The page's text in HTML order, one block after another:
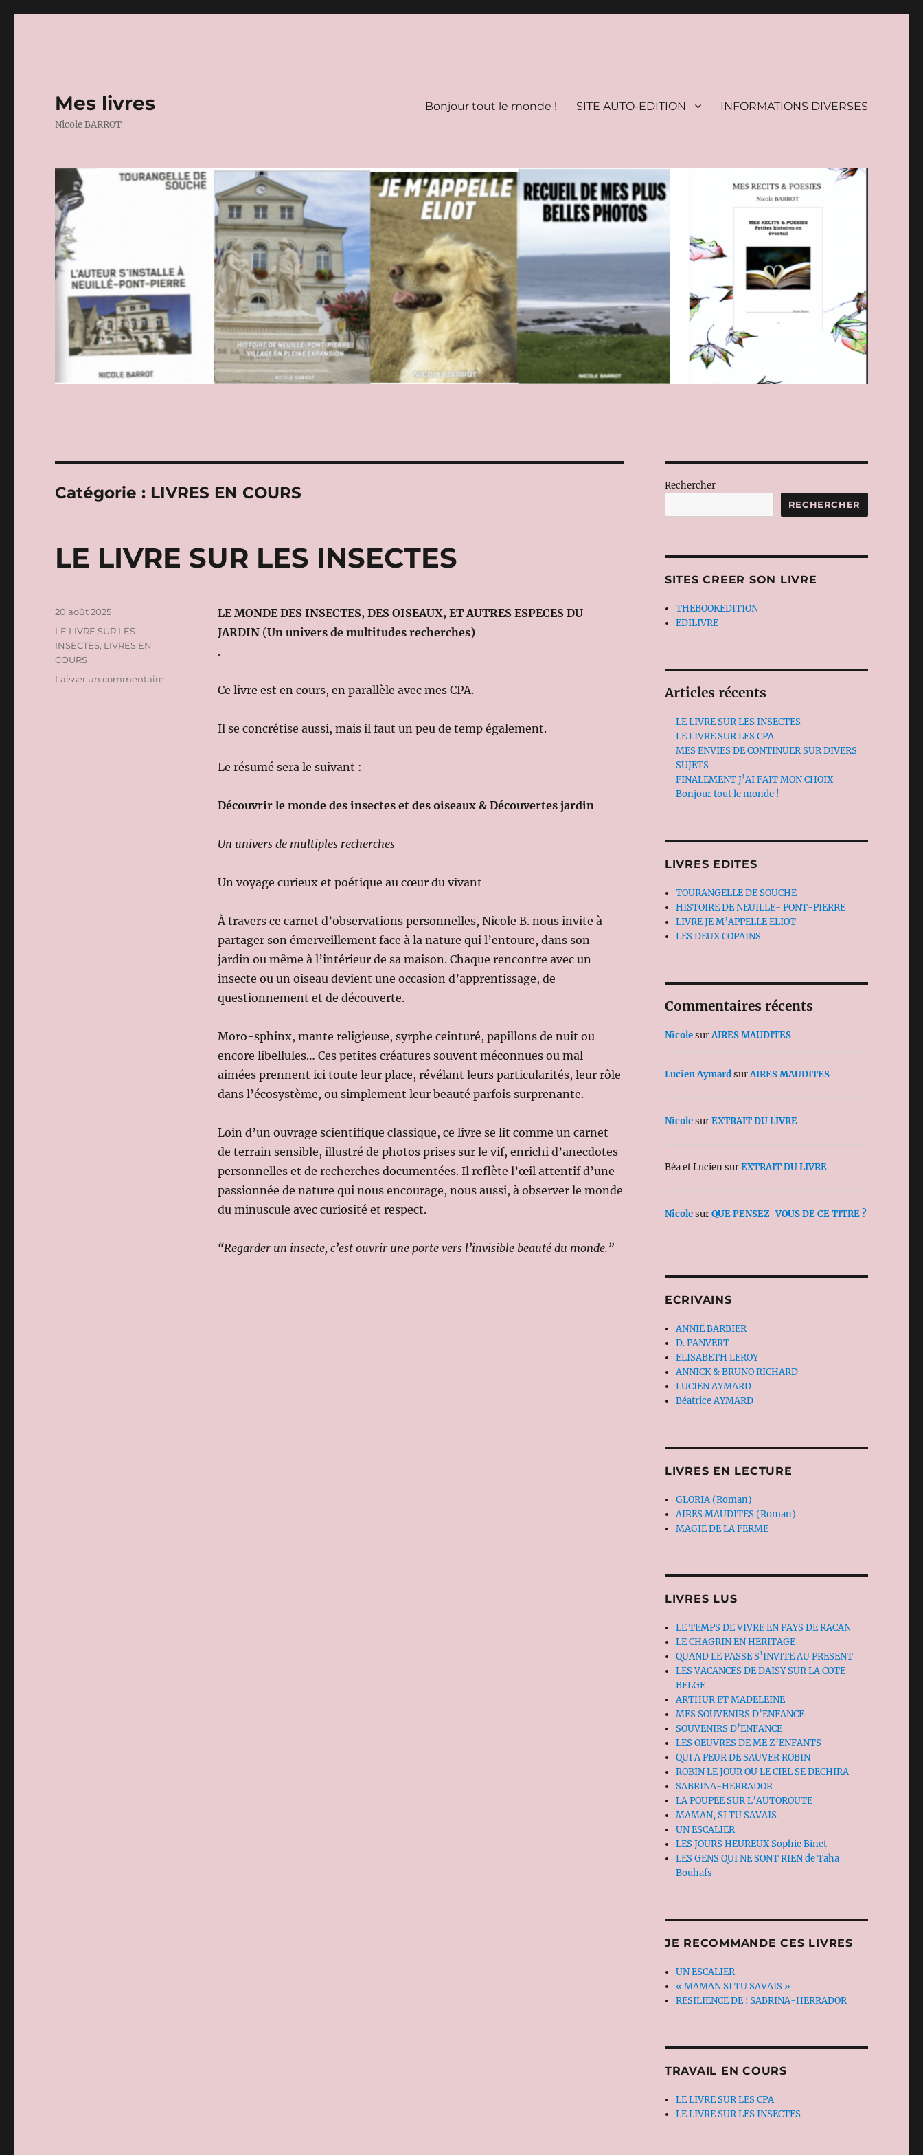
Mes livres
Nicole BARROT
Bonjour tout le monde ! SITE AUTO-EDITION INFORMATIONS DIVERSES
Catégorie : LIVRES EN COURS
LE LIVRE SUR LES INSECTES
LE MONDE DES INSECTES, DES OISEAUX, ET AUTRES ESPECES DU
JARDIN(Un univers de multitudes recherches)
.
Ce livre est en cours, en parallèle avec mes CPA.
Il se concrétise aussi, mais il faut un peu de temp également.
Le résumé sera le suivant :
Découvrir le monde des insectes et des oiseaux & Découvertes jardin
Un univers de multiples recherches
Un voyage curieux et poétique au cœur du vivant
À travers ce carnet d’observations personnelles, Nicole B. nous invite à
partager son émerveillement face à la nature qui l’entoure, dans son
jardin ou même à l’intérieur de sa maison. Chaque rencontre avec un
insecte ou un oiseau devient une occasion d’apprentissage, de
questionnement et de découverte.
Moro-sphinx, mante religieuse, syrphe ceinturé, papillons de nuit ou
encore libellules… Ces petites créatures souvent méconnues ou mal
aimées prennent ici toute leur place, révélant leurs particularités, leur rôle
dans l’écosystème, ou simplement leur beauté parfois surprenante.
Loin d’un ouvrage scientifique classique, ce livre se lit comme un carnet
de terrain sensible, illustré de photos prises sur le vif, enrichi d’anecdotes
personnelles et de recherches documentées. Il reflète l’œil attentif d’une
passionnée de nature qui nous encourage, nous aussi, à observer le monde
du minuscule avec curiosité et respect.
“Regarder un insecte, c’est ouvrir une porte vers l’invisible beauté du monde.”
Publié
20 août 2025
Catégories
LE LIVRE SUR LES
INSECTES, LIVRES EN
COURS
Laisser un commentairesur
Rechercher
RECHERCHER
SITES CREER SON LIVRE
THEBOOKEDITION
EDILIVRE
Articles récents
LE LIVRE SUR LES INSECTES
LE LIVRE SUR LES CPA
MES ENVIES DE CONTINUER SUR DIVERS
SUJETS
FINALEMENT J’AI FAIT MON CHOIX
Bonjour tout le monde !
LIVRES EDITES
TOURANGELLE DE SOUCHE
HISTOIRE DE NEUILLE- PONT-PIERRE
LIVRE JE M’APPELLE ELIOT
LES DEUX COPAINS
Commentaires récents
NicolesurAIRES MAUDITES
Lucien AymardsurAIRES MAUDITES
NicolesurEXTRAIT DU LIVRE
Béa et LuciensurEXTRAIT DU LIVRE
NicolesurQUE PENSEZ-VOUS DE CE TITRE ?
ECRIVAINS
ANNIE BARBIER
D. PANVERT
ELISABETH LEROY
ANNICK & BRUNO RICHARD
LUCIEN AYMARD
Béatrice AYMARD
LIVRES EN LECTURE
GLORIA (Roman)
AIRES MAUDITES (Roman)
MAGIE DE LA FERME
LIVRES LUS
LE TEMPS DE VIVRE EN PAYS DE RACAN
LE CHAGRIN EN HERITAGE
QUAND LE PASSE S’INVITE AU PRESENT
LES VACANCES DE DAISY SUR LA COTE
BELGE
ARTHUR ET MADELEINE
MES SOUVENIRS D’ENFANCE
SOUVENIRS D’ENFANCE
LES OEUVRES DE ME Z’ENFANTS
QUI A PEUR DE SAUVER ROBIN
ROBIN LE JOUR OU LE CIEL SE DECHIRA
SABRINA-HERRADOR
LA POUPEE SUR L’AUTOROUTE
MAMAN, SI TU SAVAIS
UN ESCALIER
LES JOURS HEUREUX Sophie Binet
LES GENS QUI NE SONT RIEN de Taha
Bouhafs
JE RECOMMANDE CES LIVRES
UN ESCALIER
« MAMAN SI TU SAVAIS »
RESILIENCE DE : SABRINA-HERRADOR
TRAVAIL EN COURS
LE LIVRE SUR LES CPA
LE LIVRE SUR LES INSECTES